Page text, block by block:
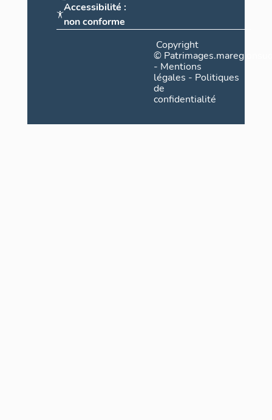
Accessibilité :
non conforme
Copyright
©
- Mentions
légales - Politiques
de
confidentialité